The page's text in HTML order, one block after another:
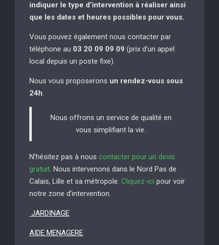
indiquer le type d’intervention à réaliser ainsi
que les dates et heures possibles pour vous.
Vous pouvez également nous contacter par
téléphone au 03 20 09 09 09 (prix d’un appel
local depuis un poste fixe).
Nous vous proposerons un rendez-vous sous
24h.
Nous offrons un service de qualité en
vous simplifiant la vie.
N’hésitez pas à nous contacter pour un devis
gratuit. Nous intervenons dans le Nord Pas de
Calais, Lille et sa métropole. Cliquez-ici pour voir
notre zone d’intervention.
JARDINAGE
AIDE MENAGERE